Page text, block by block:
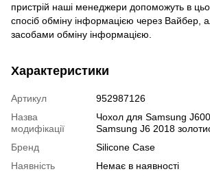
пристрій наші менеджери допоможуть в
спосіб обміну інформацією через Вайбер,
засобами обміну інформацією.
Характеристики
Артикул
952987126
Назва
модифікації
Чохол для Samsung
Samsung J6 2018
Бренд
Silicone Case
Наявність
Немає в наявності